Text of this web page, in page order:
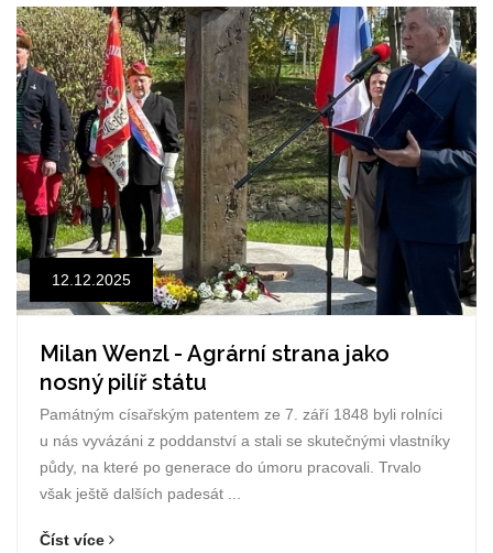
12.12.2025
Milan Wenzl - Agrární strana jako
nosný pilíř státu
Památným císařským patentem ze 7. září 1848 byli rolníci
u nás vyvázáni z poddanství a stali se skutečnými vlastníky
půdy, na které po generace do úmoru pracovali. Trvalo
však ještě dalších padesát ...
Číst více